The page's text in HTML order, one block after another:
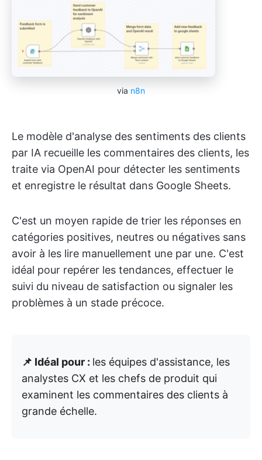
via n8n
Le modèle d'analyse des sentiments des clients
par IA recueille les commentaires des clients, les
traite via OpenAI pour détecter les sentiments
et enregistre le résultat dans Google Sheets.
C'est un moyen rapide de trier les réponses en
catégories positives, neutres ou négatives sans
avoir à les lire manuellement une par une. C'est
idéal pour repérer les tendances, effectuer le
suivi du niveau de satisfaction ou signaler les
problèmes à un stade précoce.
📌 Idéal pour : les équipes d'assistance, les
analystes CX et les chefs de produit qui
examinent les commentaires des clients à
grande échelle.